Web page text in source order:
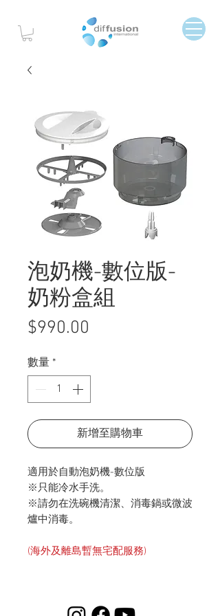
泡奶機-數位版-
奶粉盒組
$990.00
數量 *
新增至購物車
適用於自動泡奶機-數位版
※只能冷水手洗。
※請勿在洗碗機清潔、消毒鍋或微波
爐中消毒。
(海外及離島暫無宅配服務)